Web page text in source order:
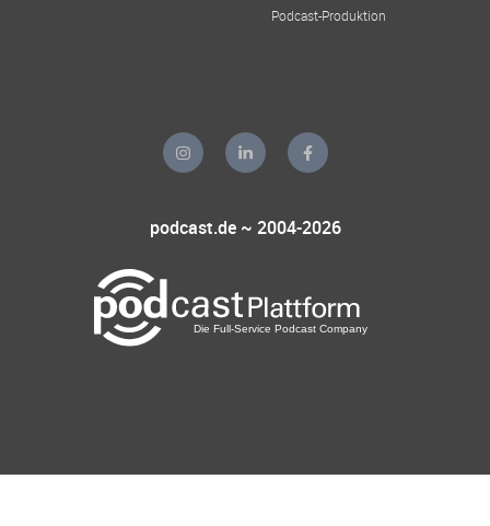
Podcast-Produktion
podcast.de ~ 2004-2026